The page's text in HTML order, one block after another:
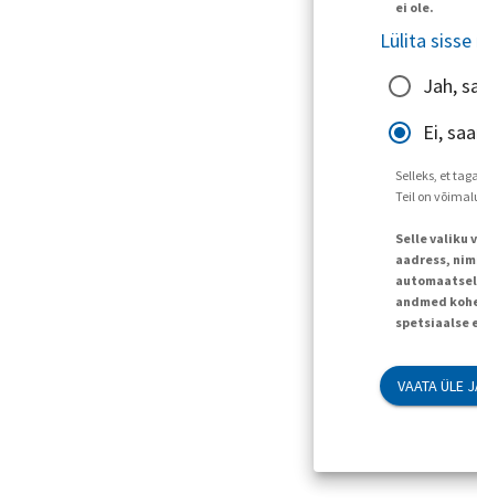
ei ole.
Lülita
Jah,
Ei,
Selleks, et
Teil on
Selle valiku
aadress,
andmed
spetsiaalse
VAATA ÜLE